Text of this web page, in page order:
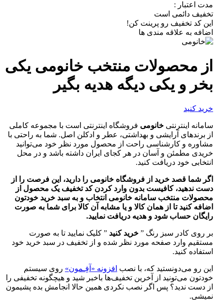
مدت اعتبار :
تخفیف دائمی است
این کد تخفیف رو پرینت کن!
اضافه به علاقه مندی ها
از محصولات منتخب خانومی یکی
بخر و یکی دیگه هدیه بگیر
خرید کنید
سامانه اینترنتی خانومی فروشگاه اینترنتی است با مجموعه کاملی
از برندهای آرایشی و بهداشتی، عطر و ادکلن اصل. شما به راحتی با
مشاوره و کارشناسی راحت از محصول مورد نظر خود می‌توانید
خریدی مطمئن و آسان در هر کجای ایران داشته باشد و در محل
انتخابی خود دریافت کنید.
اگر شما قصد خرید از فروشگاه خانومی را دارید، این فرصت را از
دست ندهید، کافیست بدون وارد کردن کد تخفیف یک محصول از
محصولات منتخب سامانه خانومی انتخاب و به سبد خرید خودتون
اضافه کنید تا از همان کالا و یا مشابه آن کالا برای شما به صورت
رایگان حساب شود و هدیه دریافت نمایید.
بر روی کادر سبز رنگ ” خرید کنید ” کلیک نمایید تا به صورت
مستقیم وارد صفحه مورد نظر شده و از تخفیف در سبد خرید خود
استفاده کنید.
این رو می‌دونستید که، با نصب افزونه «آفِـمون» روی سیستم
خودتون می‌تونید از آخرین تخفیف‌ها باخبر شید و هیچگونه تخفیفی را
از دست ندید؟ پس اگر نصب نکردی همین حالا انجامش بده پشیمون
نمیشی.